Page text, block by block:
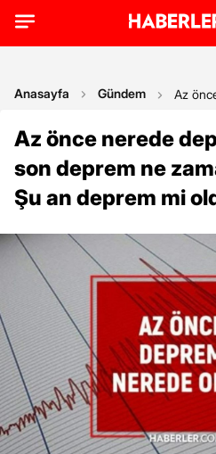
Anasayfa Gündem Az
Az önce nerede
son deprem ne
Şu an deprem mi